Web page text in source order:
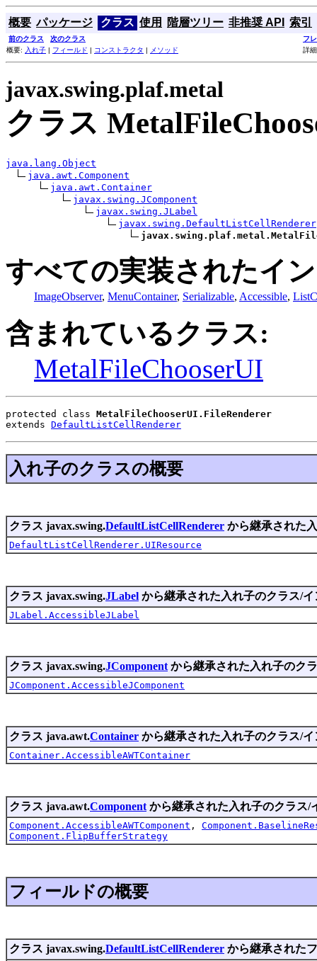
概要 パッケージ クラス 使用 階層ツリー 非推奨 API 索引
前のクラス 次のクラス
フ
概要: 入れ子 | フィールド | コンストラクタ | メソッド 詳
javax.swing.plaf.metal
クラス
java.lang.Object
java.awt.Component
java.awt.Container
javax.swing.JComponent
javax.swing.JLabel
javax.swing.DefaultListCellRenderer
すべての実装されたイ
ImageObserver, MenuContainer, Serializable, Accessible,
含まれているクラス:
MetalFileChooserUI
protected class MetalFileChooserUI.FileRenderer
extends DefaultListCellRenderer
入れ子のクラスの概要
クラス javax.swing.DefaultListCellRenderer から継承された
DefaultListCellRenderer.UIResource
クラス javax.swing.JLabel から継承された入れ子のクラス/
JLabel.AccessibleJLabel
クラス javax.swing.JComponent から継承された入れ子のク
JComponent.AccessibleJComponent
クラス java.awt.Container から継承された入れ子のクラス/
Container.AccessibleAWTContainer
クラス java.awt.Component から継承された入れ子のクラス/
Component.AccessibleAWTComponent ,
Component.FlipBufferStrategy
フィールドの概要
クラス javax.swing.DefaultListCellRenderer から継承された